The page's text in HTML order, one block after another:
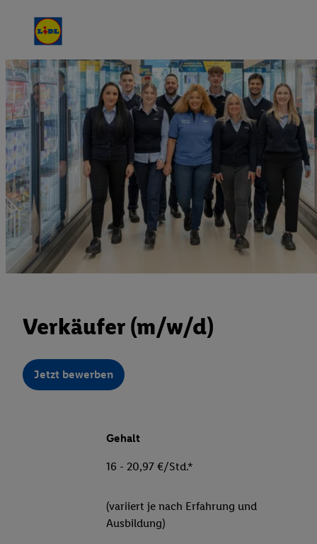
Verkäufer (m/w/d)
Jetzt bewerben
Gehalt
16 - 20,97 €/Std.*
(variiert je nach Erfahrung und
Ausbildung)